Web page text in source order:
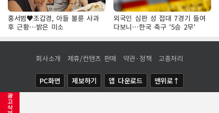
광
고
삭
홍서범♥조갑경, 아들 불륜 사과
후 근황…밝은 미소
외국인 심판 성 접대 7경기 들여
다보니…한국 축구 '5승 2무'
회사소개 제휴/컨텐츠 판매 약관·정책 고충처리
PC화면 제보하기 앱 다운로드 맨위로↑